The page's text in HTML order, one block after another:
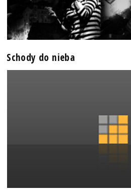
Schody do nieba